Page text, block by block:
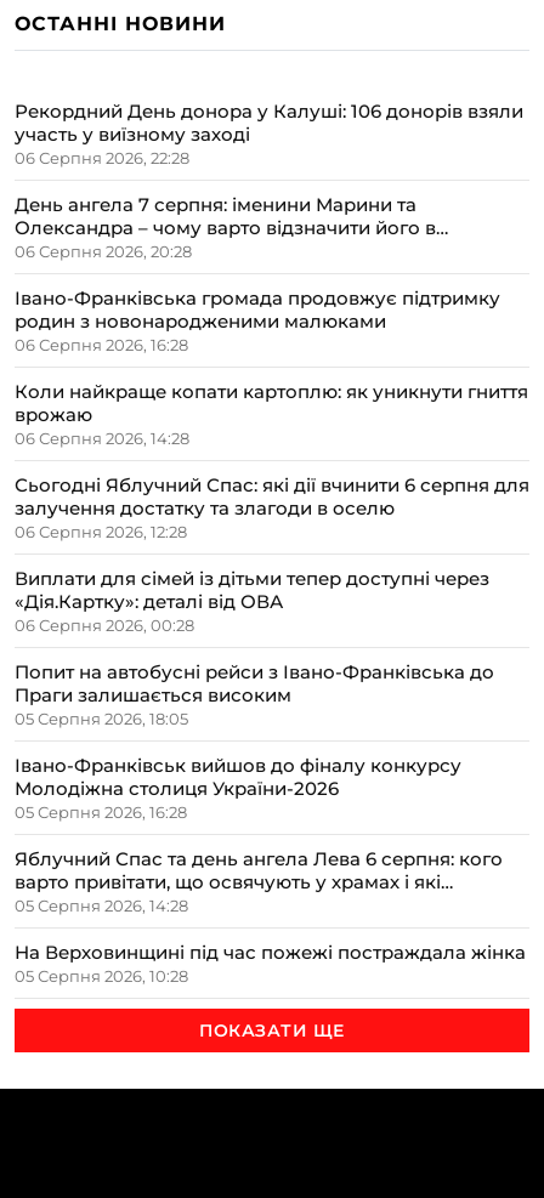
ОСТАННІ НОВИНИ
Рекордний День донора у Калуші: 106 донорів взяли
участь у виїзному заході
06 Серпня 2026, 22:28
День ангела 7 серпня: іменини Марини та
Олександра – чому варто відзначити його в
сімейному колі
06 Серпня 2026, 20:28
Івано-Франківська громада продовжує підтримку
родин з новонародженими малюками
06 Серпня 2026, 16:28
Коли найкраще копати картоплю: як уникнути гниття
врожаю
06 Серпня 2026, 14:28
Сьогодні Яблучний Спас: які дії вчинити 6 серпня для
залучення достатку та злагоди в оселю
06 Серпня 2026, 12:28
Виплати для сімей із дітьми тепер доступні через
«Дія.Картку»: деталі від ОВА
06 Серпня 2026, 00:28
Попит на автобусні рейси з Івано-Франківська до
Праги залишається високим
05 Серпня 2026, 18:05
Івано-Франківськ вийшов до фіналу конкурсу
Молодіжна столиця України-2026
05 Серпня 2026, 16:28
Яблучний Спас та день ангела Лева 6 серпня: кого
варто привітати, що освячують у храмах і які
прикмети передбачають осінь
05 Серпня 2026, 14:28
На Верховинщині під час пожежі постраждала жінка
05 Серпня 2026, 10:28
ПОКАЗАТИ ЩЕ